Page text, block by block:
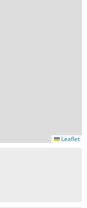
Leaflet